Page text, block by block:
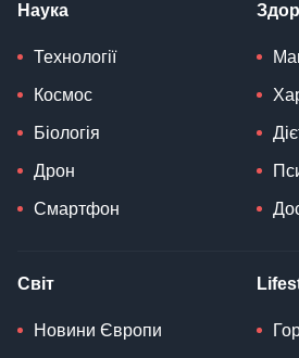
Наука
Технології
Космос
Біологія
Дрон
Смартфон
Світ
Новини Європи